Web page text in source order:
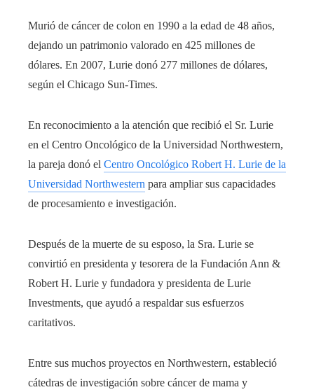
Murió de cáncer de colon en 1990 a la edad de 48 años,
dejando un patrimonio valorado en 425 millones de
dólares. En 2007, Lurie donó 277 millones de dólares,
según el Chicago Sun-Times.
En reconocimiento a la atención que recibió el Sr. Lurie
en el Centro Oncológico de la Universidad Northwestern,
la pareja donó el Centro Oncológico Robert H. Lurie de la
Universidad Northwestern para ampliar sus capacidades
de procesamiento e investigación.
Después de la muerte de su esposo, la Sra. Lurie se
convirtió en presidenta y tesorera de la Fundación Ann &
Robert H. Lurie y fundadora y presidenta de Lurie
Investments, que ayudó a respaldar sus esfuerzos
caritativos.
Entre sus muchos proyectos en Northwestern, estableció
cátedras de investigación sobre cáncer de mama y